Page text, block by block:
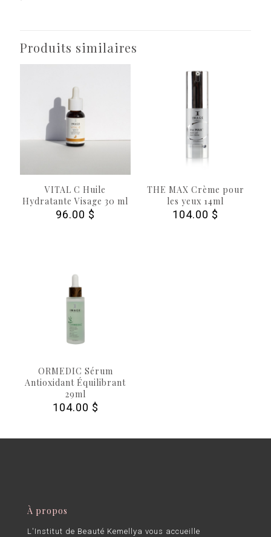
Produits similaires
VITAL C Huile
Hydratante Visage 30 ml
96.00 $
THE MAX Crème pour
les yeux 14ml
104.00 $
ORMEDIC Sérum
Antioxidant Équilibrant
29ml
104.00 $
À propos
L'Institut de Beauté Kemellya vous accueille